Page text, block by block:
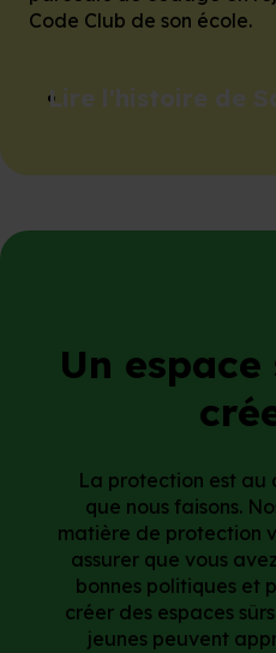
Code Club de son école.
Lire l'histoire de
Un
La protection est
que nous faisons.
matière de protection
assurer que vous
bonnes politiques et
créer des espaces
jeunes peuvent